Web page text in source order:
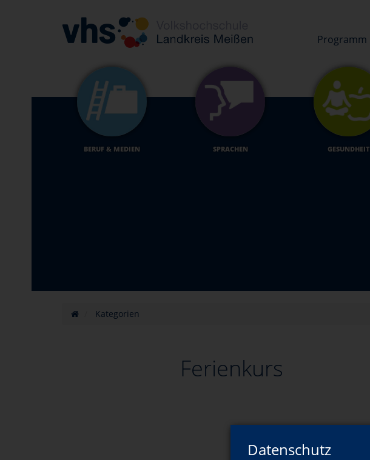
Datenschutz
Programm
BERUF & MEDIEN SPRACHEN GESUNDHEIT
Kategorien
Ferienkurs